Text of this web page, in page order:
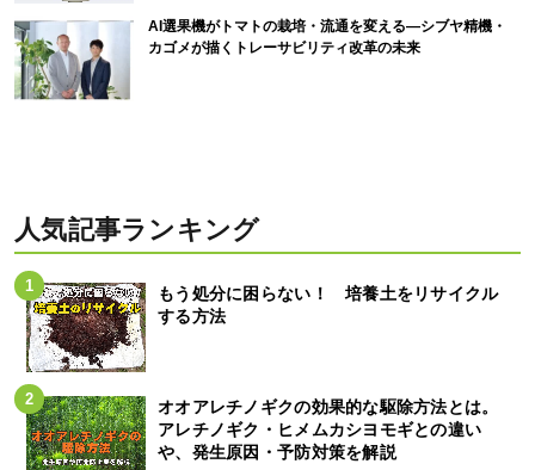
AI選果機がトマトの栽培・流通を変える―シブヤ精機・
カゴメが描くトレーサビリティ改革の未来
人気記事ランキング
もう処分に困らない！ 培養土をリサイクル
する方法
オオアレチノギクの効果的な駆除方法とは。
アレチノギク・ヒメムカシヨモギとの違い
や、発生原因・予防対策を解説